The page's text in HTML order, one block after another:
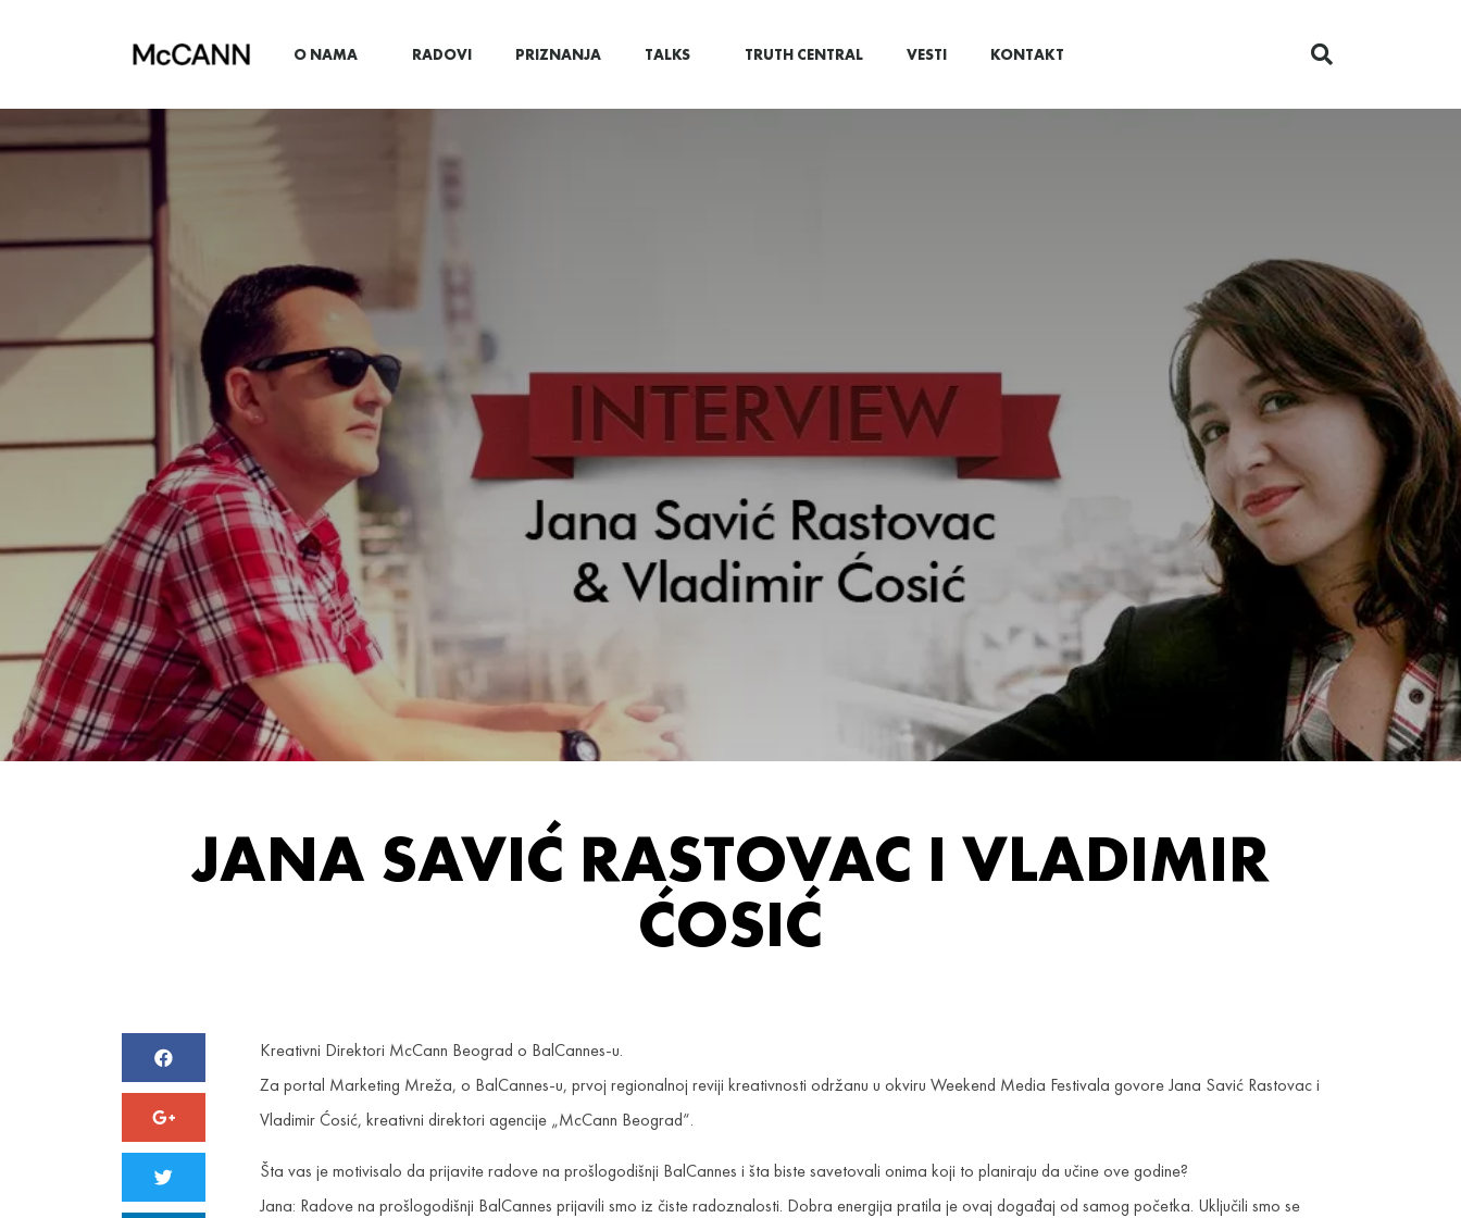
O NAMA RADOVI PRIZNANJA TALKS TRUTH CENTRAL VESTI KONTAKT
JANA SAVIĆ RASTOVAC I VLADIMIR
ĆOSIĆ
Kreativni Direktori McCann Beograd o BalCannes-u.
Za portal Marketing Mreža, o BalCannes-u, prvoj regionalnoj reviji kreativnosti održanu u okviru Weekend Media Festivala govore Jana Savić Rastovac i
Vladimir Ćosić, kreativni direktori agencije „McCann Beograd“.
Šta vas je motivisalo da prijavite radove na prošlogodišnji BalCannes i šta biste savetovali onima koji to planiraju da učine ove godine?
Jana: Radove na prošlogodišnji BalCannes prijavili smo iz čiste radoznalosti. Dobra energija pratila je ovaj događaj od samog početka. Uključili smo se